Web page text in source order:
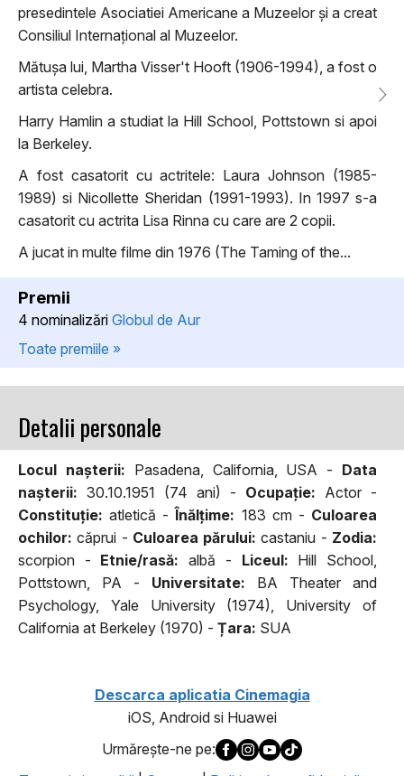
presedintele Asociatiei Americane a Muzeelor ​​și a creat
Consiliul Internațional al Muzeelor​​.
Mătușa lui, Martha Visser't Hooft (1906-1994), a fost o
artista celebra.
Harry Hamlin a studiat la Hill School, Pottstown si apoi
la Berkeley.
A fost casatorit cu actritele: Laura Johnson (1985-
1989) si Nicollette Sheridan (1991-1993). In 1997 s-a
casatorit cu actrita Lisa Rinna cu care are 2 copii.
A jucat in multe filme din 1976 (The Taming of the...
Premii
4 nominalizări Globul de Aur
Toate premiile »
Detalii personale
Locul naşterii: Pasadena, California, USA - Data
naşterii: 30.10.1951 (74 ani) - Ocupaţie: Actor -
Constituţie: atletică -Înălţime: 183 cm - Culoarea
ochilor: căprui - Culoarea părului: castaniu - Zodia:
scorpion - Etnie/rasă: albă - Liceul: Hill School,
Pottstown, PA - Universitate: BA Theater and
Psychology, Yale University (1974), University of
California at Berkeley (1970) - Țara: SUA
Descarca aplicatia Cinemagia
iOS, Android si Huawei
Urmăreşte-ne pe: